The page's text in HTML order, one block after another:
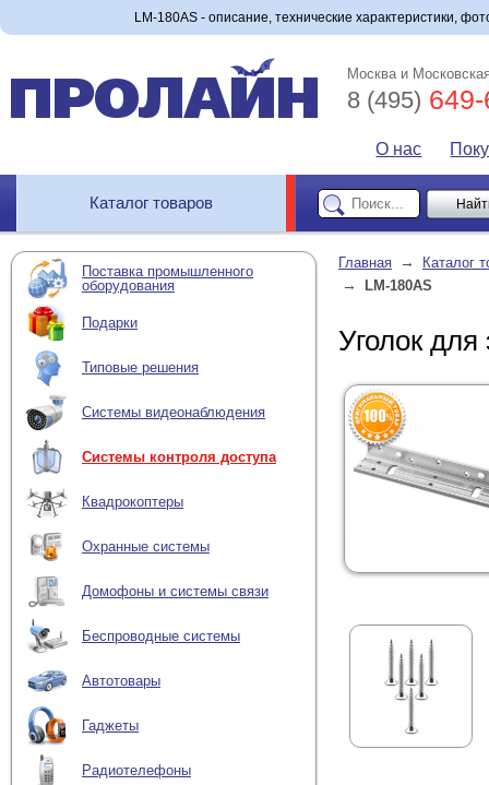
LM-180AS - описание, технические характеристики,
Москва и
8 (495)
О нас
Каталог товаров
Поставка промышленного
оборудования
Подарки
Типовые решения
Системы видеонаблюдения
Системы контроля доступа
Квадрокоптеры
Охранные системы
Домофоны и системы связи
Беспроводные системы
Автотовары
Гаджеты
Радиотелефоны
Главная → Каталог
→ LM-180AS
Уголок